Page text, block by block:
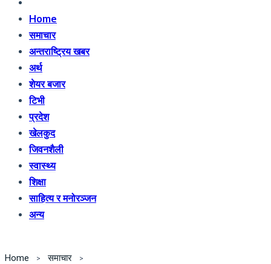
Home
समाचार
अन्तराष्ट्रिय खबर
अर्थ
शेयर बजार
टिभी
प्रदेश
खेलकुद
जिवनशैली
स्वास्थ्य
शिक्षा
साहित्य र मनोरञ्जन
अन्य
Home
समाचार